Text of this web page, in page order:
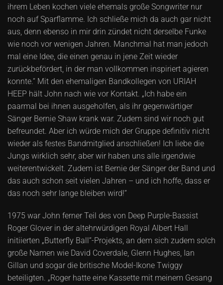
ihrem Leben kochen viele ehemals große Songwriter nur
noch auf Sparflamme. Ich schließe mich da auch gar nicht
aus, denn ebenso in mir drin zündet nicht derselbe Funke
wie noch vor wenigen Jahren. Manchmal hat man jedoch
mal eine Idee, die einen genau in jene Zeit wieder
zurückbefördert, in der man vollkommen inspiriert agieren
konnte.“ Mit den ehemaligen Bandkollegen von URIAH
HEEP hält John nach wie vor Kontakt. „Ich habe ein
paarmal bei ihnen ausgeholfen, als ihr gegenwärtiger
Sänger Bernie Shaw krank war. Zudem sind wir noch gut
befreundet. Aber ich würde mich der Gruppe definitiv nicht
wieder als festes Bandmitglied anschließen! Ich liebe die
Jungs wirklich sehr, aber wir haben uns alle irgendwie
weiterentwickelt. Zudem ist Bernie der Sänger der Band und
das auch schon seit vielen Jahren – und ich hoffe, dass er
das noch sehr lange bleiben wird!“
1975 war John ferner Teil des von Deep Purple-Bassist
Roger Glover in der altehrwürdigen Royal Albert Hall
initiierten „Butterfly Ball“-Projekts, an dem sich zudem solch
große Namen wie David Coverdale, Glenn Hughes, Ian
Gillan und sogar die britische Model-Ikone Twiggy
beteiligten. „Roger hatte eine Kassette mit meinem Gesang